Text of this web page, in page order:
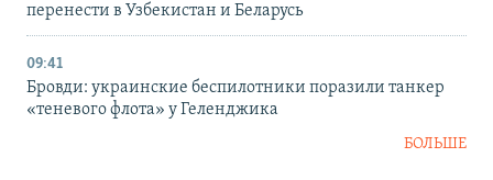
перенести в Узбекистан и Беларусь
09:41
Бровди: украинские беспилотники поразили танкер
«теневого флота» у Геленджика
БОЛЬШЕ